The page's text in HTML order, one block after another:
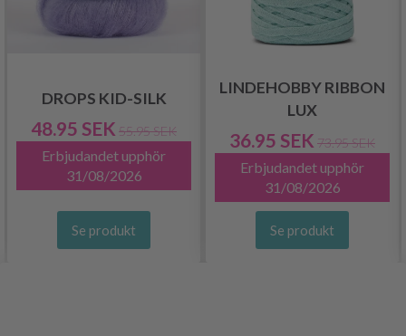
DROPS KID-SILK
48.95 SEK 55.95 SEK
Erbjudandet upphör
31/08/2026
Se produkt
LINDEHOBBY RIBBON
LUX
36.95 SEK 73.95 SEK
Erbjudandet upphör
31/08/2026
Se produkt